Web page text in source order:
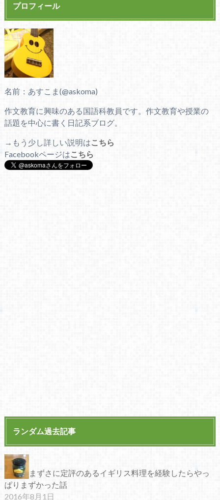
プロフィール
名前：あすこま(@askoma)
作文教育に興味のある国語科教員です。作文教育や授業の
話題を中心に書く日記系ブログ。
→もう少し詳しい説明はこちら
Facebookページはこちら
ランダム過去記事
まずさに定評のあるイギリス料理を経験したらやっ
ぱりまずかった話
2016年8月1日